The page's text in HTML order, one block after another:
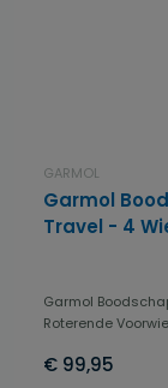
GARMOL
Garmol
Travel - 4
Garmol
€ 99,95